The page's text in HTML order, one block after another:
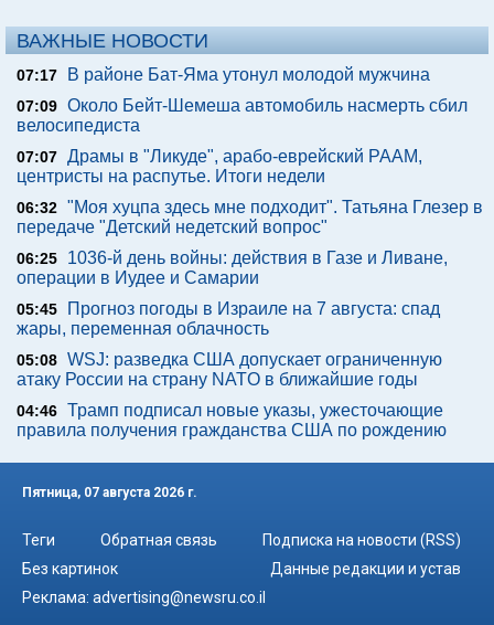
ВАЖНЫЕ НОВОСТИ
07:17 В районе Бат-Яма утонул молодой мужчина
07:09 Около Бейт-Шемеша автомобиль насмерть сбил
велосипедиста
07:07 Драмы в "Ликуде", арабо-еврейский РААМ,
центристы на распутье. Итоги недели
06:32 "Моя хуцпа здесь мне подходит". Татьяна Глезер в
передаче "Детский недетский вопрос"
06:25
1036-й день войны: действия в Газе и Ливане,
операции в Иудее и Самарии
05:45
Прогноз погоды в Израиле на 7 августа: спад
жары, переменная облачность
05:08 WSJ: разведка США допускает ограниченную
атаку России на страну NATO в ближайшие годы
04:46 Трамп подписал новые указы, ужесточающие
правила получения гражданства США по рождению
Пятница, 07 августа 2026 г.
Теги Обратная связь
Подписка на новости (RSS)
Без картинок
Данные редакции и устав
Реклама: advertising@newsru.co.il